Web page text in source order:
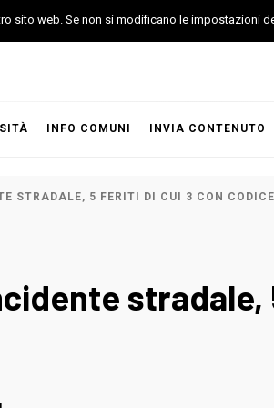
INFO COMUNI INVIA CONTENUTO
STRADALE, 5 FERITI DI CUI 3 CON CODICE
sito web. Se non si modificano le impostazioni